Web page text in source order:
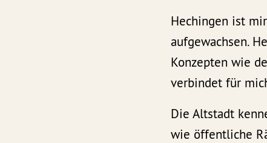
Hechingen ist
aufgewachsen.
Konzepten wie
verbindet für
Die Altstadt
wie öffentliche